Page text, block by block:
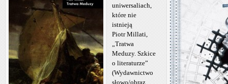
uniwersaliach,
które nie
istnieją
Piotr Millati,
„Tratwa
Meduzy. Szkice
o literaturze”
(Wydawnictwo
słowo/obraz